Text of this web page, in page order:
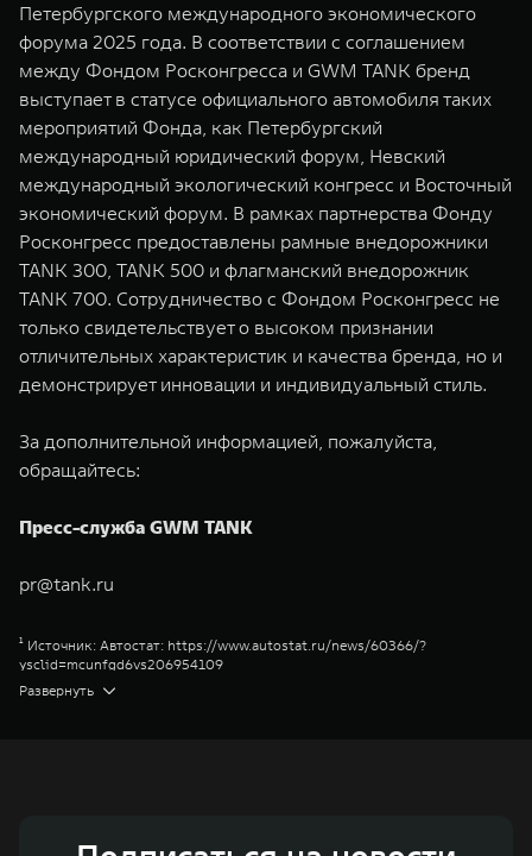
Петербургского международного экономического
форума 2025 года. В соответствии с соглашением
между Фондом Росконгресса и GWM TANK бренд
выступает в статусе официального автомобиля таких
мероприятий Фонда, как Петербургский
международный юридический форум, Невский
международный экологический конгресс и Восточный
экономический форум. В рамках партнерства Фонду
Росконгресс предоставлены рамные внедорожники
TANK 300, TANK 500 и флагманский внедорожник
TANK 700. Сотрудничество с Фондом Росконгресс не
только свидетельствует о высоком признании
отличительных характеристик и качества бренда, но и
демонстрирует инновации и индивидуальный стиль.
За дополнительной информацией, пожалуйста,
обращайтесь:
Пресс-служба GWM TANK
pr@tank.ru
¹ Источник: Автостат: https://www.autostat.ru/news/60366/?
ysclid=mcunfgd6vs206954109
² Сити Премиум
³ Торк-он-Диманд
Развернуть